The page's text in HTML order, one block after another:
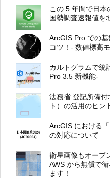
この 5 年間で日
国勢調査速報値を
ArcGIS Pro での
コツ！- 数値標高
カルトグラムで統
Pro 3.5 新機能-
法務省 登記所備
ト）の活用のヒン
ArcGIS における
の対応について
衛星画像もオープ
AWS から無償で
ます！